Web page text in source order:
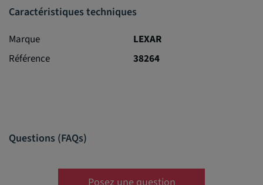
Caractéristiques techniques
Marque
LEXAR
Référence
38264
Questions (FAQs)